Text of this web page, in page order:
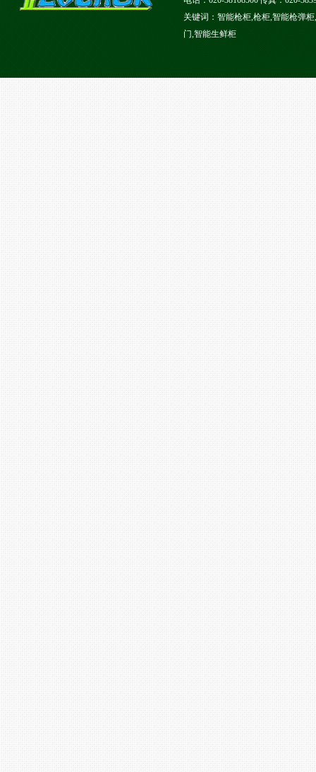
关键词：智能枪柜,枪柜,智能枪弹
门,智能生鲜柜